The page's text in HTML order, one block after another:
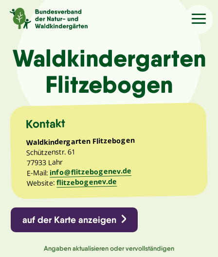
Sprache/Language
Aktuelles
Über uns
Kindergärten
Angebote
Kontakt
Waldkindergarten
Flitzebogen
Kontakt
Waldkindergarten Flitzebogen
Schützenstr. 61
77933 Lahr
E-Mail: info@flitzebogenev.de
Website:flitzebogenev.de
auf der Karte anzeigen
Angaben aktualisieren oder vervollständigen